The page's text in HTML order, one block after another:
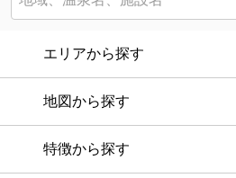
エリアから探す
地図から探す
特徴から探す